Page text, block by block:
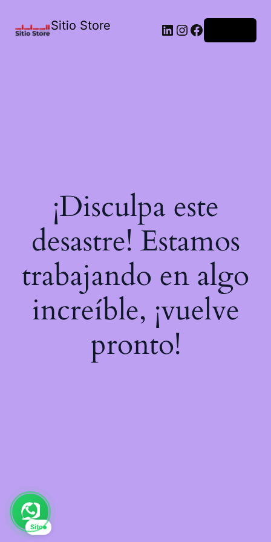
Sitio Store
¡Disculpa este
desastre! Estamos
trabajando en algo
increíble, ¡vuelve
pronto!
Sito